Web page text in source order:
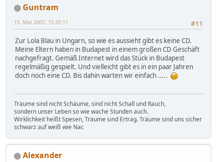
Guntram
#11
15. Mai 2007, 15:35:11
Zur Lola Blau in Ungarn, so wie es aussieht gibt es keine CD.
Meine Eltern haben in Budapest in einem großen CD Geschäft
nachgefragt. Gemäß Internet wird das Stück in Budapest
regelmäßig gespielt. Und vielleicht gibt es in ein paar Jahren
doch noch eine CD. Bis dahin warten wir einfach .....
Träume sind nicht Schäume, sind nicht Schall und Rauch,
sondern unser Leben so wie wache Stunden auch.
Wirklichkeit heißt Spesen, Träume sind Ertrag. Träume sind uns sicher
schwarz auf weiß wie Nac
Alexander